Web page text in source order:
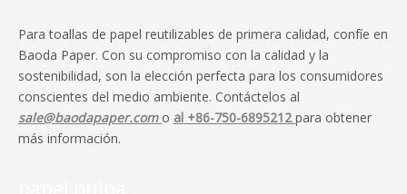
Para toallas de papel reutilizables de primera calidad, confíe en
Baoda Paper. Con su compromiso con la calidad y la
sostenibilidad, son la elección perfecta para los consumidores
conscientes del medio ambiente. Contáctelos al
sale@baodapaper.com o al +86-750-6895212para obtener
más información.